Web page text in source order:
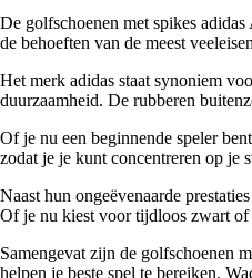
De golfschoenen met spikes
de behoeften van de meest
Het merk adidas staat synoniem
duurzaamheid. De rubberen
Of je nu een beginnende speler
zodat je je kunt concentreren op je
Naast hun ongeëvenaarde
Of je nu kiest voor tijdloos zwart of
Samengevat zijn de golfschoenen
helpen je beste spel te bereiken.